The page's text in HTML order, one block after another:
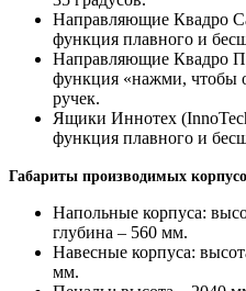
Направляющие Квадро
функция плавного и
Направляющие Квадро
функция «нажми, чтобы
ручек.
Ящики Иннотех
функция плавного и
Габариты производимых
Напольные корпуса:
глубина – 560 мм.
Навесные корпуса:
мм.